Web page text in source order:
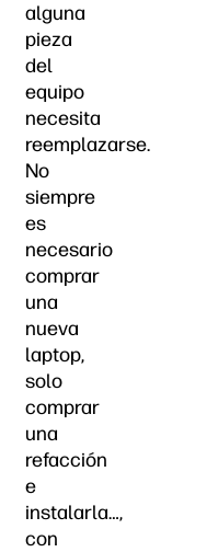
alguna
pieza
del
equipo
necesita
reemplazarse.
No
siempre
es
necesario
comprar
una
nueva
laptop,
solo
comprar
una
refacción
e
instalarla…,
con